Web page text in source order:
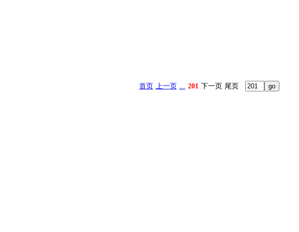
首页 上一页 ... 201 下一页 尾页